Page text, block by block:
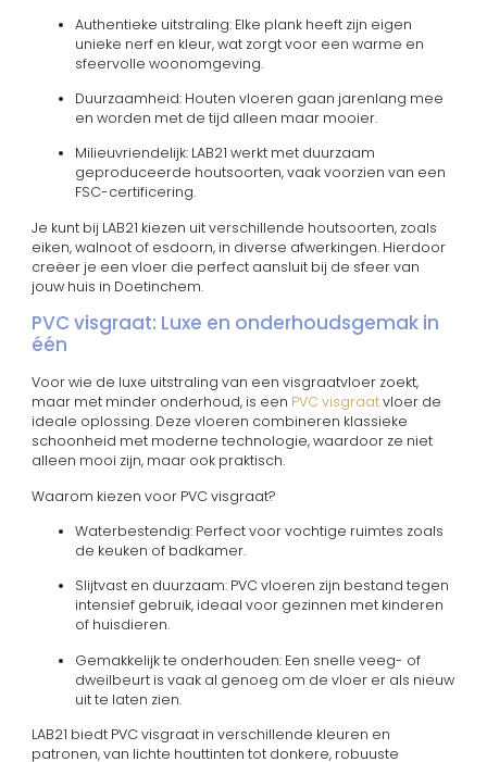
Authentieke uitstraling: Elke plank heeft zijn eigen
unieke nerf en kleur, wat zorgt voor een warme en
sfeervolle woonomgeving.
Duurzaamheid: Houten vloeren gaan jarenlang mee
en worden met de tijd alleen maar mooier.
Milieuvriendelijk: LAB21 werkt met duurzaam
geproduceerde houtsoorten, vaak voorzien van een
FSC-certificering.
Je kunt bij LAB21 kiezen uit verschillende houtsoorten, zoals
eiken, walnoot of esdoorn, in diverse afwerkingen. Hierdoor
creëer je een vloer die perfect aansluit bij de sfeer van
jouw huis in Doetinchem.
PVC visgraat: Luxe en onderhoudsgemak in
één
Voor wie de luxe uitstraling van een visgraatvloer zoekt,
maar met minder onderhoud, is een PVC visgraatvloer de
ideale oplossing. Deze vloeren combineren klassieke
schoonheid met moderne technologie, waardoor ze niet
alleen mooi zijn, maar ook praktisch.
Waarom kiezen voor PVC visgraat?
Waterbestendig: Perfect voor vochtige ruimtes zoals
de keuken of badkamer.
Slijtvast en duurzaam: PVC vloeren zijn bestand tegen
intensief gebruik, ideaal voor gezinnen met kinderen
of huisdieren.
Gemakkelijk te onderhouden: Een snelle veeg- of
dweilbeurt is vaak al genoeg om de vloer er als nieuw
uit te laten zien.
LAB21 biedt PVC visgraat in verschillende kleuren en
patronen, van lichte houttinten tot donkere, robuuste